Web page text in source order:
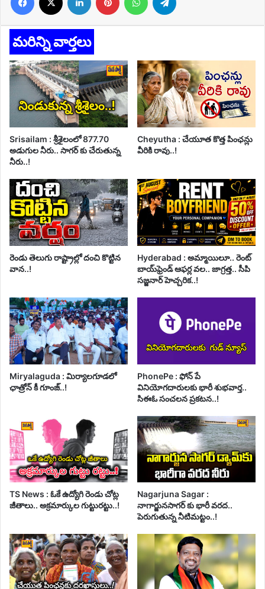
మరిన్ని వార్తలు
Srisailam : శ్రీశైలంలో 877.70
అడుగుల నీరు.. సాగర్ కు చేరుతున్న
నీరు..!
Cheyutha : చేయూత కొత్త పింఛన్లు
వీరికి రావు..!
రెండు తెలుగు రాష్ట్రాల్లో దంచి కొట్టిన
వాన..!
Hyderabad : అమ్మాయిలూ.. రెంట్
బాయ్‌ఫ్రెండ్ ఆఫర్ల వల.. జాగ్రత్త.. సీపి
సజ్జనార్ హెచ్చరిక..!
Miryalaguda : మిర్యాలగూడలో
ఛాత్రోన్ కీ గూంజ్..!
PhonePe : ఫోన్ పే
వినియోగదారులకు భారీ శుభవార్త..
సిఈఓ సంచలన ప్రకటన..!
TS News : ఓకే ఉద్యోగి రెండు చోట్ల
జీతాలు.. అక్రమార్కుల గుట్టురట్టు..!
Nagarjuna Sagar :
నాగార్జునసాగర్ కు భారీ వరద..
పెరుగుతున్న నీటిమట్టం..!